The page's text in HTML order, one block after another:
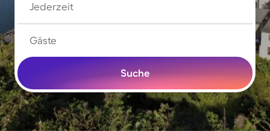
Jederzeit
Gäste
Suche